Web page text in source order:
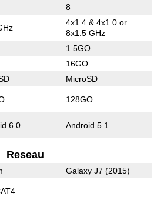
8
4x1.4 & 4x1.0 or
8x1.5 GHz
1.5GO
16GO
MicroSD
128GO
6.0 Android 5.1
Reseau
Galaxy J7 (2015)